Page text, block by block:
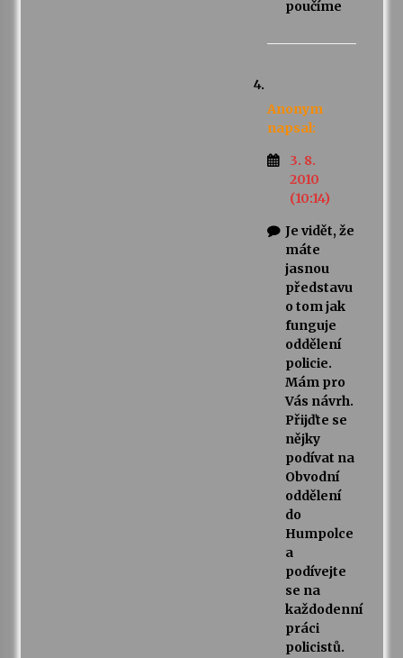
poučíme
Anonym
napsal:
3. 8.
2010
(10:14)
Je vidět, že
máte
jasnou
představu
o tom jak
funguje
oddělení
policie.
Mám pro
Vás návrh.
Přijďte se
nějky
podívat na
Obvodní
oddělení
do
Humpolce
a
podívejte
se na
každodenní
práci
policistů.